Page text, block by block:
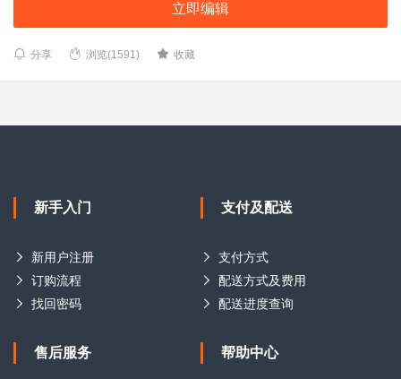
立即编辑
分享 浏览(1591) 收藏
新手入门
新用户注册
订购流程
找回密码
支付及配送
支付方式
配送方式及费用
配送进度查询
售后服务 帮助中心